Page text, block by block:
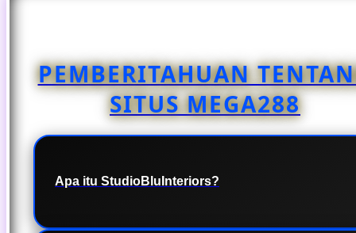
PEMBERITAHUAN
SITUS MEGA288
Apa itu StudioBluInteriors?